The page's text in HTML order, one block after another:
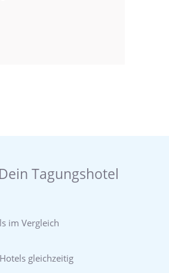
Tagungshotel
im Vergleich
gleichzeitig